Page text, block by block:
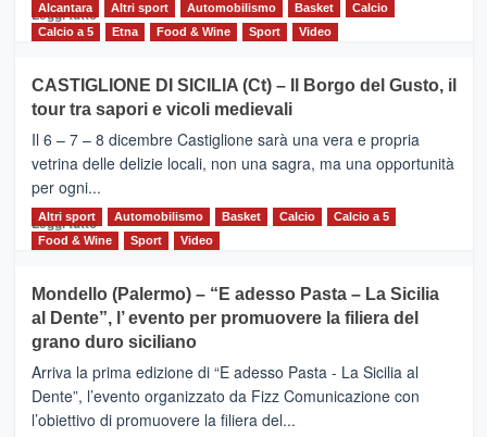
Leggi tutto Leggi
MOIO
ALCANTARA
–
Vivicittà,
alla
scoperta
del
territorio,
e
messaggi
di
Alcantara Altri sport Automobilismo Basket
Calcio
Calcio a 5
Etna Food & Wine Sport Video
CASTIGLIONE DI SICILIA (Ct) – Il Borgo del Gusto, il
tour tra sapori e vicoli medievali
Il 6 – 7 – 8 dicembre Castiglione sarà una vera e propria
vetrina delle delizie locali, non una sagra, ma una opportunità
per ogni...
Leggi tuttoLeggi
di
CASTIGLIONE
DI
SICILIA
(Ct)
–
Il
Borgo
Altri sport Automobilismo Basket Calcio
Calcio a 5
Food & Wine
Sport Video
Mondello (Palermo) – “E adesso Pasta – La Sicilia
al Dente”, l’ evento per promuovere la filiera del
grano duro siciliano
Arriva la prima edizione di “E adesso Pasta - La Sicilia al
Dente”, l’evento organizzato da Fizz Comunicazione con
l’obiettivo di promuovere la filiera del...